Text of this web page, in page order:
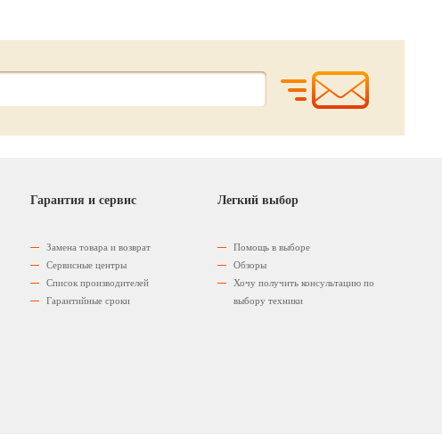
Гарантия и сервис
Замена товара и возврат
Сервисные центры
Список производителей
Гарантийные сроки
Легкий выбор
Помощь в выборе
Обзоры
Хочу получить консультацию по
выбору техники